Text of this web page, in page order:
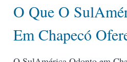
O Que O
Em Chapecó